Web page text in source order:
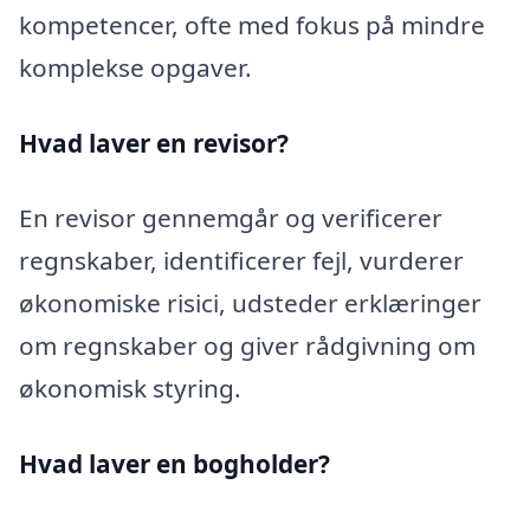
kompetencer, ofte med fokus på mindre
komplekse opgaver.
Hvad laver en revisor?
En revisor gennemgår og verificerer
regnskaber, identificerer fejl, vurderer
økonomiske risici, udsteder erklæringer
om regnskaber og giver rådgivning om
økonomisk styring.
Hvad laver en bogholder?